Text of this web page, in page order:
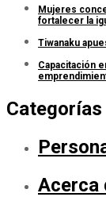
Mujeres
fortalecer la
Tiwanaku
Capacitación
Categorías
Acerca